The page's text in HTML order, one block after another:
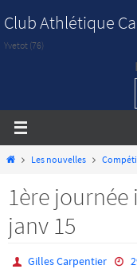
vers
le
Club Athlétique
Yvetot (76)
HomeLes nouvelles
1ère
janv 15
Gilles Carpentier